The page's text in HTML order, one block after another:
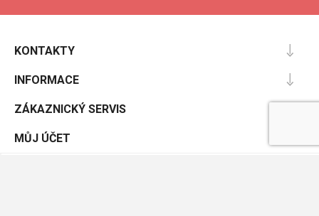
KONTAKTY
INFORMACE
ZÁKAZNICKÝ SERVIS
MŮJ ÚČET